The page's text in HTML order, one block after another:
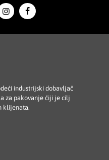
industrijski dobavljač
za pakovanje čiji je cilj
klijenata.